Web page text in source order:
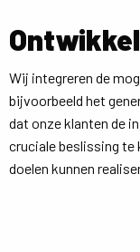
Wij integreren de
bijvoorbeeld het
dat onze klanten de
cruciale beslissing te
doelen kunnen